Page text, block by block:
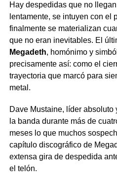
Hay despedidas que no
lentamente, se intuyen con el
finalmente se materializan
que no eran inevitables. El
Megadeth, homónimo y
precisamente así: como el
trayectoria que marcó para
metal.
Dave Mustaine, líder
la banda durante más de
meses lo que muchos
capítulo discográfico de
extensa gira de despedida
el telón.